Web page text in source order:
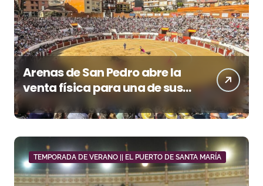
Arenas de San Pedro abre la
venta física para una de sus
grandes citas del verano
TEMPORADA DE VERANO || EL PUERTO DE SANTA MARÍA